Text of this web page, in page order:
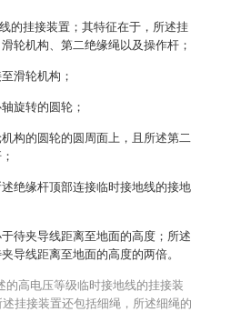
的挂接装置；其特征在于，所述挂
轮机构、第二绝缘绳以及操作杆；
滑轮机构；
旋转的圆轮；
构的圆轮的圆周面上，且所述第二
绝缘杆顶部连接临时接地线的接地
待夹导线距离至地面的高度；所述
导线距离至地面的高度的两倍。
的高电压等级临时接地线的挂接装
挂接装置还包括细绳，所述细绳的